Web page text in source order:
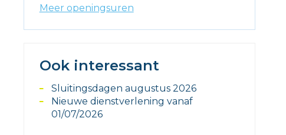
Meer openingsuren
Ook interessant
Sluitingsdagen augustus 2026
Nieuwe dienstverlening vanaf
01/07/2026